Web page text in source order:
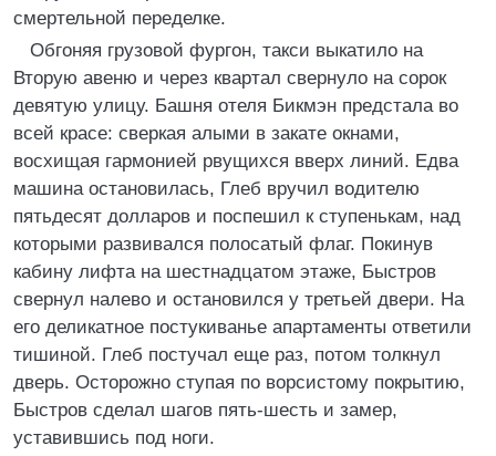
смертельной переделке.
Обгоняя грузовой фургон, такси выкатило на
Вторую авеню и через квартал свернуло на сорок
девятую улицу. Башня отеля Бикмэн предстала во
всей красе: сверкая алыми в закате окнами,
восхищая гармонией рвущихся вверх линий. Едва
машина остановилась, Глеб вручил водителю
пятьдесят долларов и поспешил к ступенькам, над
которыми развивался полосатый флаг. Покинув
кабину лифта на шестнадцатом этаже, Быстров
свернул налево и остановился у третьей двери. На
его деликатное постукиванье апартаменты ответили
тишиной. Глеб постучал еще раз, потом толкнул
дверь. Осторожно ступая по ворсистому покрытию,
Быстров сделал шагов пять-шесть и замер,
уставившись под ноги.